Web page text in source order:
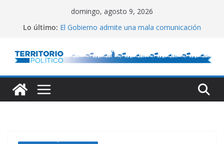
domingo, agosto 9, 2026
Lo último: El Gobierno admite una mala comunicación
Alta inflación en CABA